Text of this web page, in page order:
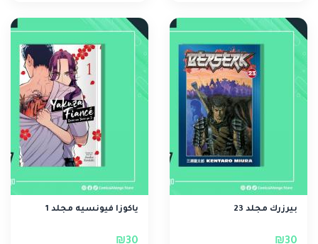
بيرزرك مجلد 23 ياكوزا فيونسيه مجلد 1